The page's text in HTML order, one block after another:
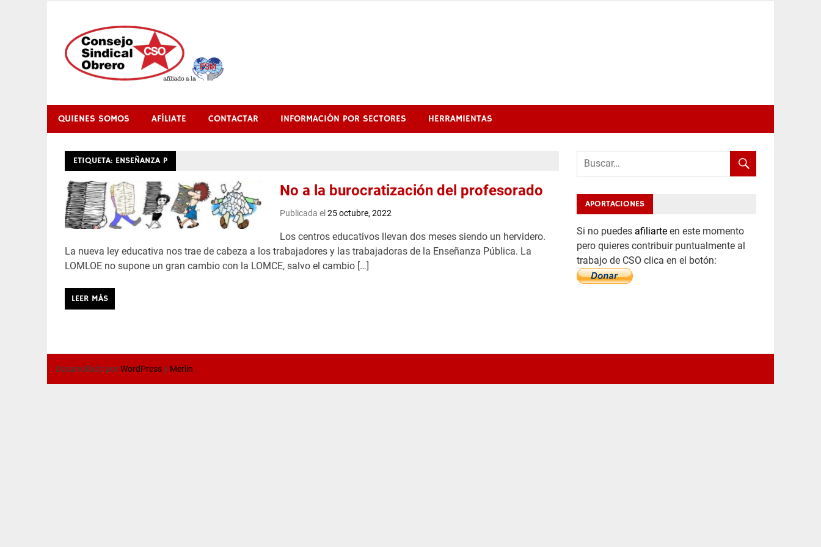
contenido
QUIENES SOMOS AFÍLIATE CONTACTAR INFORMACIÓN POR SECTORES HERRAMIENTAS
ETIQUETA: ENSEÑANZA P
No a la burocratización del profesorado
Publicada el25 octubre, 2022
Los centros educativos llevan dos meses siendo un hervidero.
La nueva ley educativa nos trae de cabeza a los trabajadores y las trabajadoras de la Enseñanza Pública. La
LOMLOE no supone un gran cambio con la LOMCE, salvo el cambio […]
LEER MÁS
APORTACIONES
Si no puedes afiliarte en este momento
pero quieres contribuir puntualmente al
trabajo de CSO clica en el botón:
Desarrollado porWordPressy Merlin.